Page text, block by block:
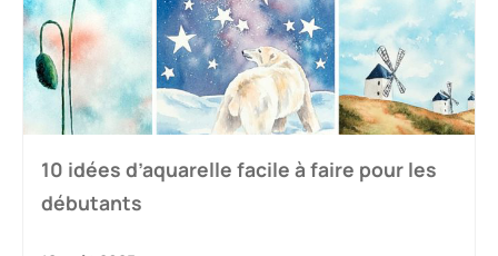
10 idées d’aquarelle facile à faire pour les
débutants